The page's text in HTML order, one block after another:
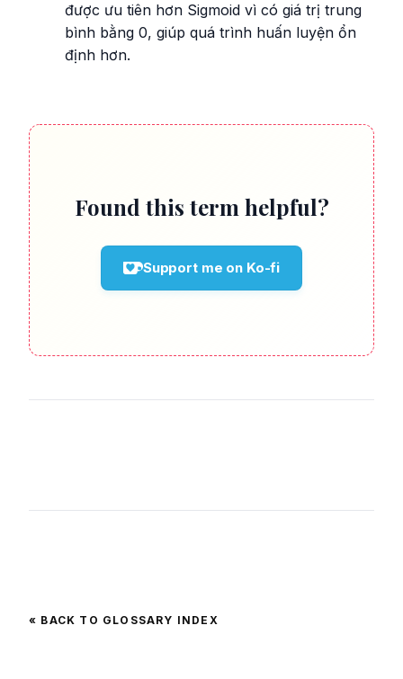
được ưu tiên hơn Sigmoid vì có giá trị trung
bình bằng 0, giúp quá trình huấn luyện ổn
định hơn.
Found this term helpful?
Support me on Ko-fi
« BACK TO GLOSSARY INDEX